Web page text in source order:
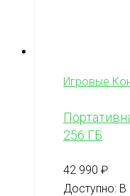
Игровые
256 ГБ
42 990 ₽
Доступно: В